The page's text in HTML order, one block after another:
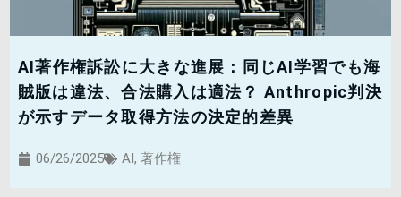
AI著作権訴訟に大きな進展：同じAI学習でも海
賊版は違法、合法購入は適法？ Anthropic判決
が示すデータ取得方法の決定的差異
06/26/2025 AI , 著作権